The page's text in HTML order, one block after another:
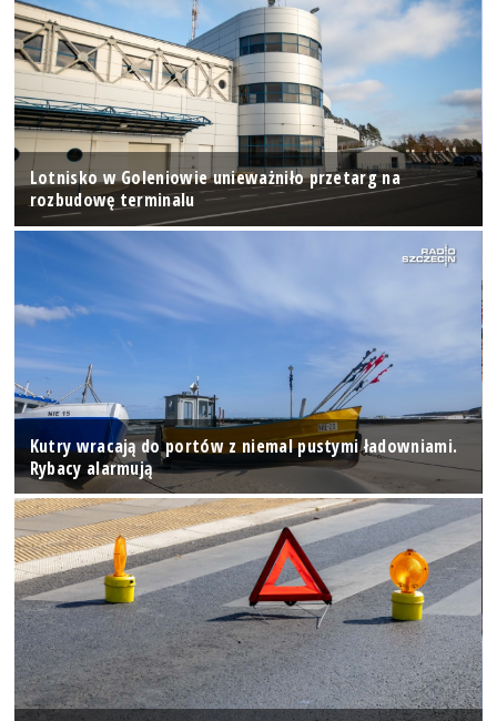
Lotnisko w Goleniowie unieważniło przetarg na
rozbudowę terminalu
Kutry wracają do portów z niemal pustymi ładowniami.
Rybacy alarmują